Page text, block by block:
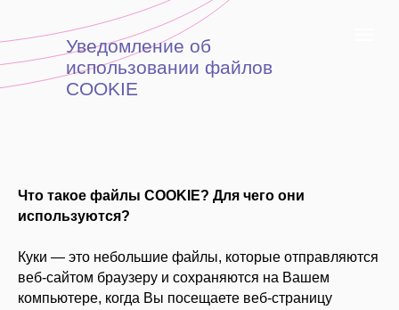
Уведомление об
использовании файлов
COOKIE
Что такое файлы COOKIE? Для чего они
используются?
Куки — это небольшие файлы, которые отправляются
веб-сайтом браузеру и сохраняются на Вашем
компьютере, когда Вы посещаете веб-страницу